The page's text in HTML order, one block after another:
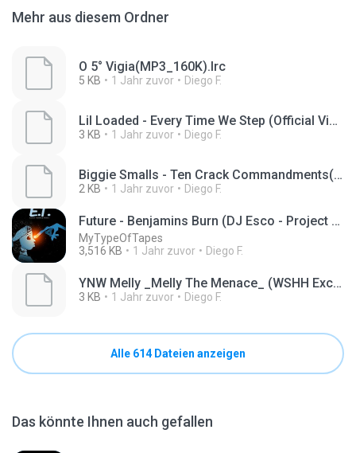
Mehr aus diesem Ordner
O 5° Vigia(MP3_160K).lrc
5 KB 1 Jahr zuvor Diego F.
Lil Loaded - Every Time We Step (Official Video)(MP3_160K)_private.lrc
3 KB 1 Jahr zuvor Diego F.
Biggie Smalls - Ten Crack Commandments(MP3_160K)_private.lrc
2 KB 1 Jahr zuvor Diego F.
Future - Benjamins Burn (DJ Esco - Project E.T. Esco Terrestrial)
MyTypeOfTapes
3,516 KB
1 Jahr zuvor Diego F.
YNW Melly _Melly The Menace_ (WSHH Exclusive - Official Music Video)(MP3_160K)_private.lrc
3 KB 1 Jahr zuvor Diego F.
Alle 614 Dateien anzeigen
Das könnte Ihnen auch gefallen